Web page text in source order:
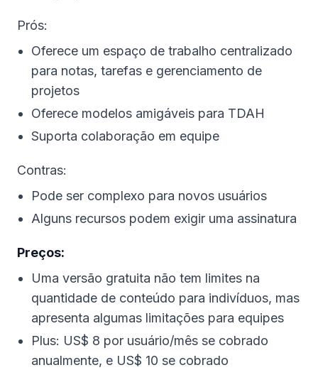
Prós:
Oferece um espaço de trabalho centralizado
para notas, tarefas e gerenciamento de
projetos
Oferece modelos amigáveis para TDAH
Suporta colaboração em equipe
Contras:
Pode ser complexo para novos usuários
Alguns recursos podem exigir uma assinatura
Preços:
Uma versão gratuita não tem limites na
quantidade de conteúdo para indivíduos, mas
apresenta algumas limitações para equipes
Plus: US$ 8 por usuário/mês se cobrado
anualmente, e US$ 10 se cobrado